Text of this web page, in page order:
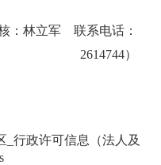
：林立军 联系电话：
2614744）
_行政许可信息（法人及